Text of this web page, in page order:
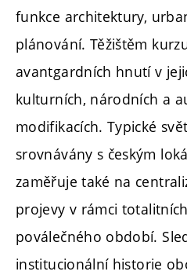
funkce architektury,
plánování. Těžištěm
avantgardních hnutí v
kulturních, národních a
modifikacích. Typické
srovnávány s českým
zaměřuje také na
projevy v rámci
poválečného období.
institucionální historie